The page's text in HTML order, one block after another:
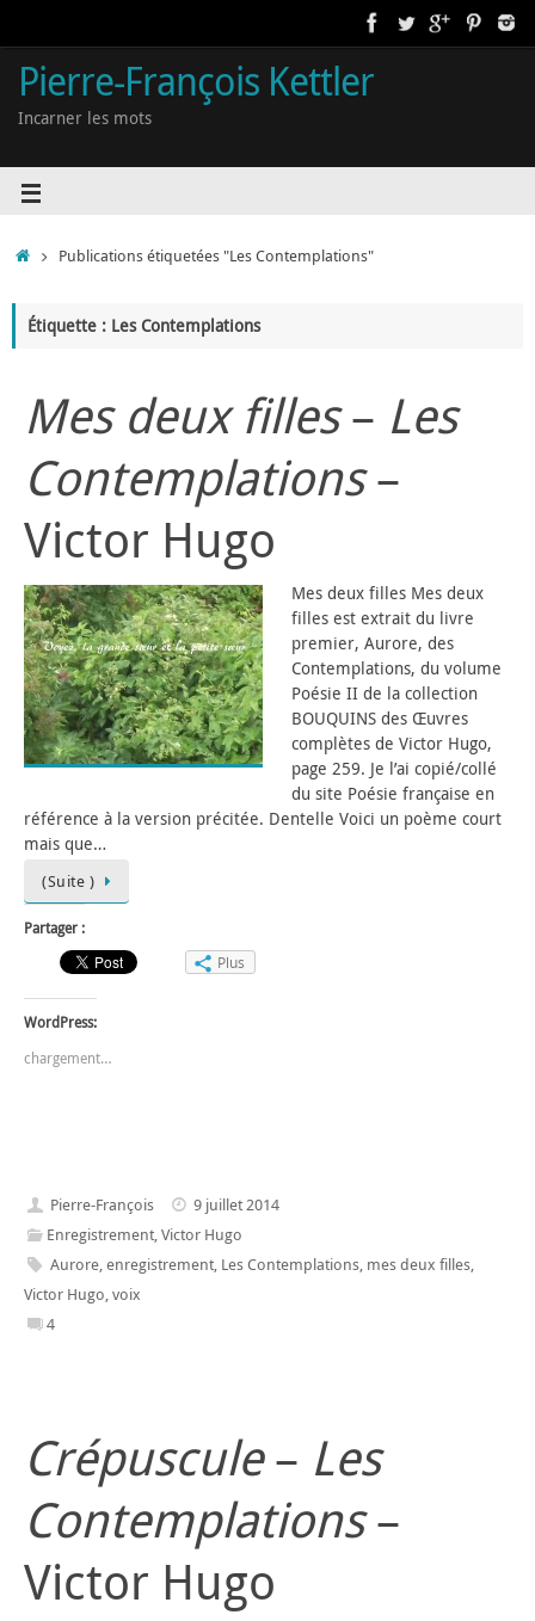
Pierre-François Kettler
Incarner les mots
Publications étiquetées "Les Contemplations"
Étiquette : Les Contemplations
Mes deux filles– Les
Contemplations–
Victor Hugo
Mes deux filles Mes deux
filles est extrait du livre
premier, Aurore, des
Contemplations, du volume
Poésie II de la collection
BOUQUINS des Œuvres
complètes de Victor Hugo,
page 259. Je l’ai copié/collé
du site Poésie française en
référence à la version précitée. Dentelle Voici un poème court
mais que…
(Suite )
Partager :
Plus
WordPress:
chargement…
Pierre-François
9 juillet 2014
Enregistrement, Victor Hugo
Aurore, enregistrement, Les Contemplations, mes deux filles,
Victor Hugo voix
4
Crépuscule– Les
Contemplations–
Victor Hugo